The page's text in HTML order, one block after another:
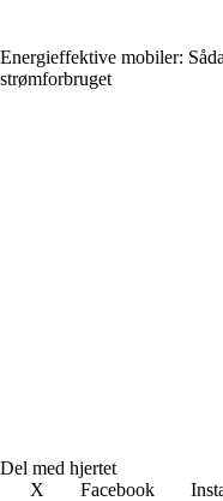
Energieffektive mobiler:
strømforbruget
Del med hjertet
X
Facebook